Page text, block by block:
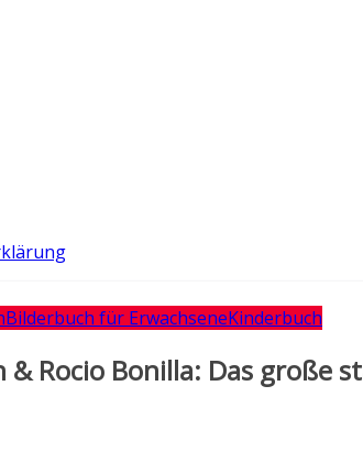
Bilderbuch für ErwachseneKinderbuch
& Rocio Bonilla: Das große